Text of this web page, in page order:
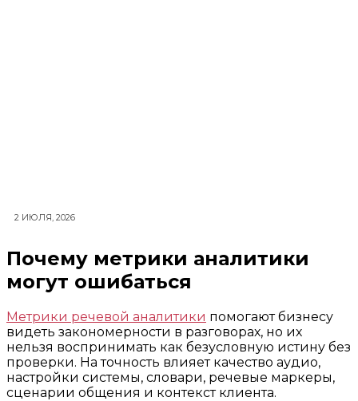
2 ИЮЛЯ, 2026
Почему метрики аналитики
могут ошибаться
Метрики речевой аналитики помогают бизнесу
видеть закономерности в разговорах, но их
нельзя воспринимать как безусловную истину без
проверки. На точность влияет качество аудио,
настройки системы, словари, речевые маркеры,
сценарии общения и контекст клиента.